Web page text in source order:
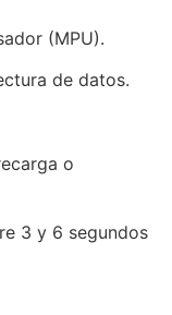
(MPU).
de datos.
o
3 y 6 segundos